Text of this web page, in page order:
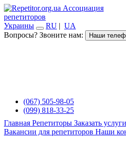
Ассоциация
репетиторов
Украины
RU | UA
Вопросы? Звоните нам:
Наши
(067) 505-98-05
(099) 818-33-25
Главная Репетиторы Заказать
Вакансии для репетиторов Наши